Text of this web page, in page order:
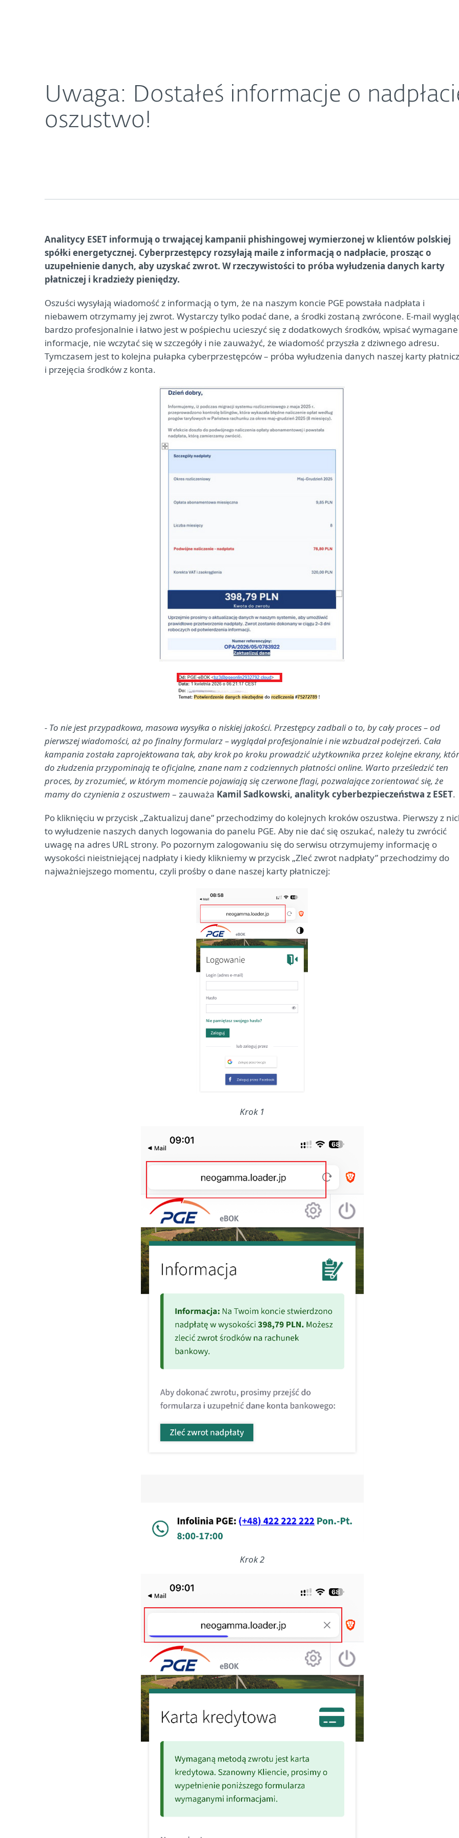
Uwaga: Dostałeś informacje o
oszustwo!
Analitycy ESET informują o trwającej kampanii phishingowej wymierzonej w klientów polskiej
spółki energetycznej. Cyberprzestępcy rozsyłają maile z informacją o nadpłacie, prosząc o
uzupełnienie danych, aby uzyskać zwrot. W rzeczywistości to próba wyłudzenia danych karty
płatniczej i kradzieży pieniędzy.
Oszuści wysyłają wiadomość z informacją o tym, że na naszym koncie PGE powstała nadpłata i
niebawem otrzymamy jej zwrot. Wystarczy tylko podać dane, a środki zostaną zwrócone. E-mail
bardzo profesjonalnie i łatwo jest w pośpiechu ucieszyć się z dodatkowych środków, wpisać wymagane
informacje, nie wczytać się w szczegóły i nie zauważyć, że wiadomość przyszła z dziwnego adresu.
Tymczasem jest to kolejna pułapka cyberprzestępców – próba wyłudzenia danych naszej karty
i przejęcia środków z konta.
- To nie jest przypadkowa, masowa wysyłka o niskiej jakości. Przestępcy zadbali o to, by cały proces – od
pierwszej wiadomości, aż po finalny formularz – wyglądał profesjonalnie i nie wzbudzał podejrzeń. Cała
kampania została zaprojektowana tak, aby krok po kroku prowadzić użytkownika przez kolejne ekrany,
do złudzenia przypominają te oficjalne, znane nam z codziennych płatności online. Warto prześledzić ten
proces, by zrozumieć, w którym momencie pojawiają się czerwone flagi, pozwalające zorientować się, że
mamy do czynienia z oszustwem – zauważa Kamil Sadkowski, analityk cyberbezpieczeństwa z ESET.
Po kliknięciu w przycisk „Zaktualizuj dane” przechodzimy do kolejnych kroków oszustwa. Pierwszy z
to wyłudzenie naszych danych logowania do panelu PGE. Aby nie dać się oszukać, należy tu zwrócić
uwagę na adres URL strony. Po pozornym zalogowaniu się do serwisu otrzymujemy informację o
wysokości nieistniejącej nadpłaty i kiedy klikniemy w przycisk „Zleć zwrot nadpłaty” przechodzimy do
najważniejszego momentu, czyli prośby o dane naszej karty płatniczej:
Krok 1
Krok 2